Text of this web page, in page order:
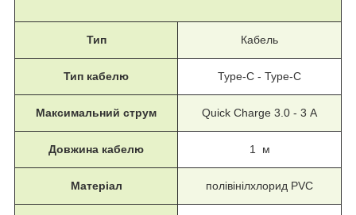
Тип Кабель
Тип кабелю Type-C - Type-C
Максимальний струм Quick Charge 3.0 - 3 А
Довжина кабелю 1 м
Матеріал полівінілхлорид PVC